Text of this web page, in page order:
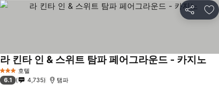
공유 즐
3 성급 호텔
라 킨타 인 & 스위트 탐파 페어그라운드 - 카지노
6.1 4,735 탬파